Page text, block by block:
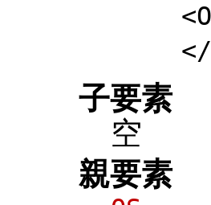
</
子要素
空
親要素